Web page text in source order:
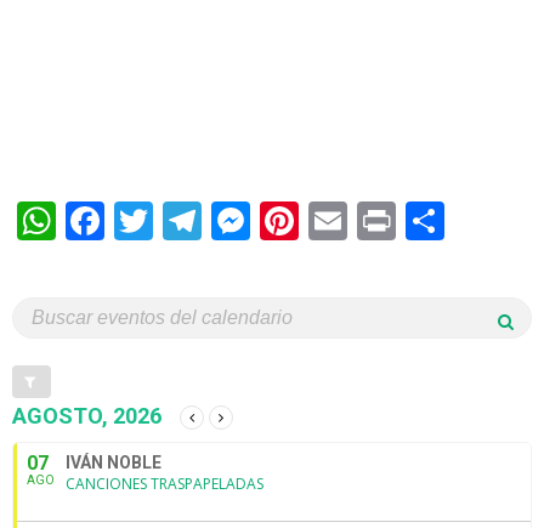
WhatsApp
Facebook
TwitterTelegram
Messenger
Pinterest
EmailPrint
AGOSTO, 2026
07
AGO
IVÁN NOBLE
CANCIONES TRASPAPELADAS